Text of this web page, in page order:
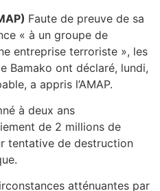
Faute de preuve de sa
« à un groupe de
entreprise terroriste », les
Bamako ont déclaré, lundi,
a appris l’AMAP.
à deux ans
de 2 millions de
tentative de destruction
atténuantes par